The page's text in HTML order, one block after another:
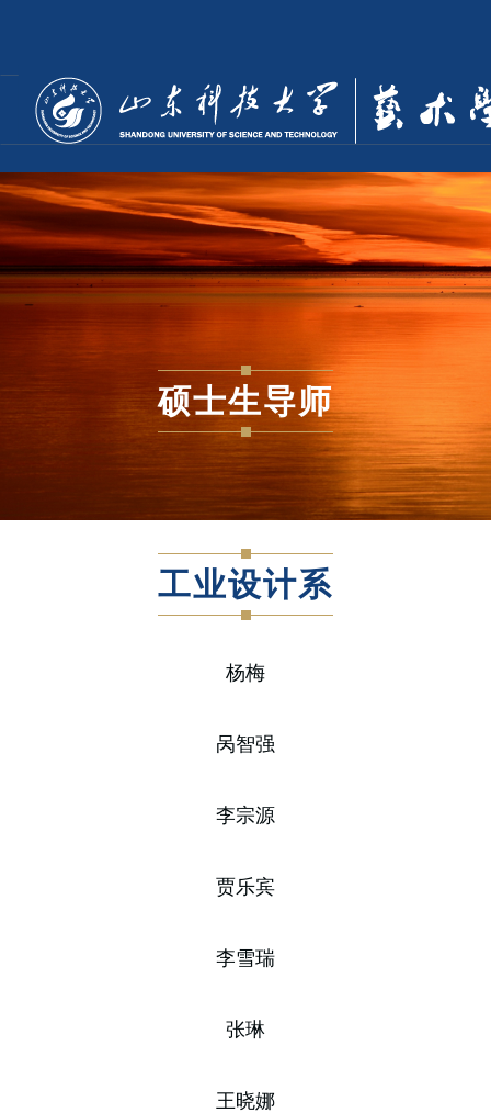
硕士生导师
工业设计系
杨梅
呙智强
李宗源
贾乐宾
李雪瑞
张琳
王晓娜